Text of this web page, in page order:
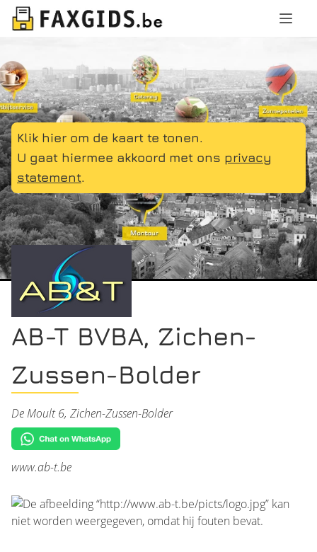
Klik hier om de kaart te tonen.
U gaat hiermee akkoord met ons privacy
statement.
AB-T BVBA, Zichen-
Zussen-Bolder
De Moult 6, Zichen-Zussen-Bolder
www.ab-t.be